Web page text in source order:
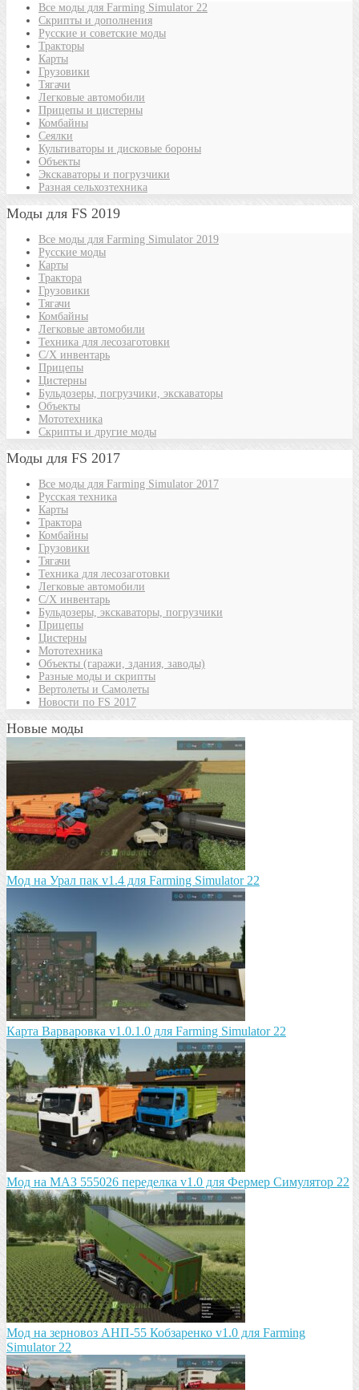
Все моды для Farming Simulator 22
Скрипты и дополнения
Русские и советские моды
Тракторы
Карты
Грузовики
Тягачи
Легковые автомобили
Прицепы и цистерны
Комбайны
Сеялки
Культиваторы и дисковые бороны
Объекты
Экскаваторы и погрузчики
Разная сельхозтехника
Моды для FS 2019
Все моды для Farming Simulator 2019
Русские моды
Карты
Трактора
Грузовики
Тягачи
Комбайны
Легковые автомобили
Техника для лесозаготовки
С/Х инвентарь
Прицепы
Цистерны
Бульдозеры, погрузчики, экскаваторы
Объекты
Мототехника
Скрипты и другие моды
Моды для FS 2017
Все моды для Farming Simulator 2017
Русская техника
Карты
Трактора
Комбайны
Грузовики
Тягачи
Техника для лесозаготовки
Легковые автомобили
С/Х инвентарь
Бульдозеры, экскаваторы, погрузчики
Прицепы
Цистерны
Мототехника
Объекты (гаражи, здания, заводы)
Разные моды и скрипты
Вертолеты и Самолеты
Новости по FS 2017
Новые моды
Мод на Урал пак v1.4 для Farming Simulator 22
Карта Варваровка v1.0.1.0 для Farming Simulator 22
Мод на МАЗ 555026 пeрeдeлка v1.0 для Фермер Симулятор 22
Мод на зeрновоз АНП-55 Кобзарeнко v1.0 для Farming
Simulator 22